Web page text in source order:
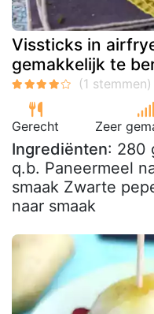
Vissticks in
gemakkelijk te
Gerecht Zeer
Ingrediënten: 280
q.b. Paneermeel
smaak Zwarte
naar smaak